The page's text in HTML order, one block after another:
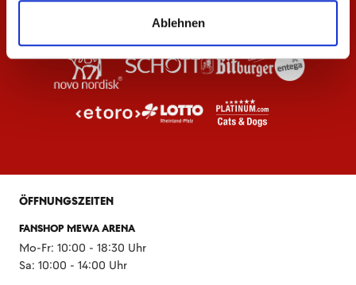
Ablehnen
ÖFFNUNGSZEITEN
FANSHOP MEWA ARENA
Mo-Fr: 10:00 - 18:30 Uhr
Sa: 10:00 - 14:00 Uhr